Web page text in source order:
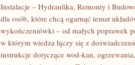
Instalacje – Hydraulika, Remonty i
dla osób, które chcą ogarnąć temat
wykończeniówki – od małych poprawek
w którym wiedza łączy się z
instrukcje dotyczące wod-kan,